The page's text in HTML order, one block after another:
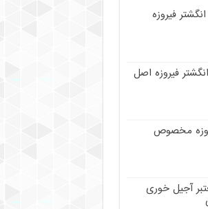
فیروزه
فیروزه اصل
مخصوص
آجیل خوری